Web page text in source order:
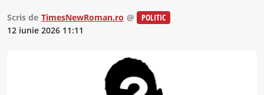
Scris de TimesNewRoman.ro @
POLITIC
12 iunie 2026 11:11